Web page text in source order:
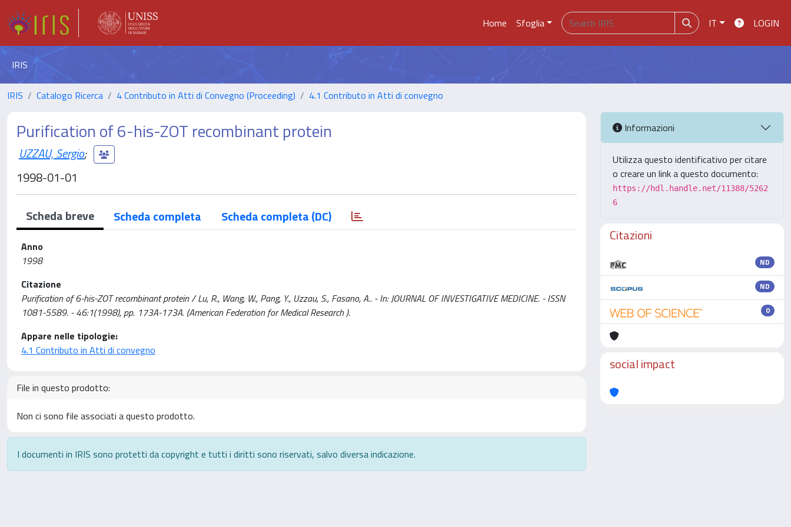
Home Sfoglia IT LOGIN
IRIS
IRIS Catalogo Ricerca 4 Contributo in Atti di Convegno (Proceeding) 4.1 Contributo in Atti di convegno
Purification of 6-his-ZOT recombinant protein
UZZAU, Sergio;
1998-01-01
Scheda breve Scheda completa Scheda completa (DC)
Anno
1998
Citazione
Purification of 6-his-ZOT recombinant protein / Lu, R., Wang, W., Pang, Y., Uzzau, S., Fasano, A.. - In: JOURNAL OF INVESTIGATIVE MEDICINE. - ISSN
1081-5589. - 46:1(1998), pp. 173A-173A. (American Federation for Medical Research ).
Appare nelle tipologie:
4.1 Contributo in Atti di convegno
File in questo prodotto:
Non ci sono file associati a questo prodotto.
I documenti in IRIS sono protetti da copyright e tutti i diritti sono riservati, salvo diversa indicazione.
Informazioni
Utilizza questo identificativo per citare
o creare un link a questo documento:
https://hdl.handle.net/11388/5262
6
Citazioni
ND
ND
0
social impact